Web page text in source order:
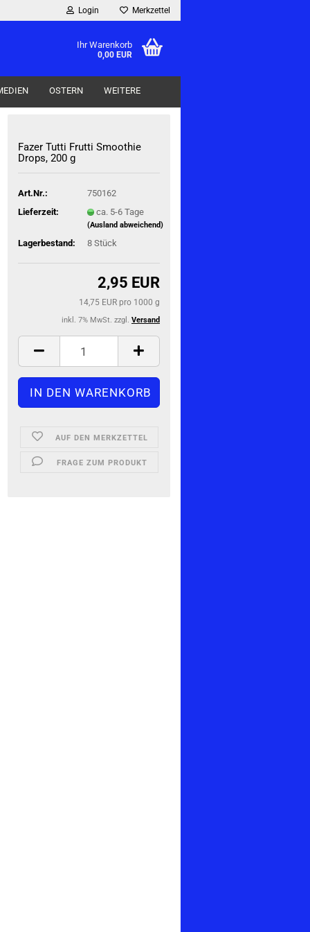
Login Merkzettel
Ihr Warenkorb
0,00 EUR
OSTERN WEITERE
Fazer Tutti Frut­ti Smoo­t­hie
Drops, 200 g
Art.Nr.:
750162
Lieferzeit:
ca. 5-6 Tage
(Ausland abweichend)
Lagerbestand: 8Stück
2,95 EUR
14,75 EUR pro 1000 g
inkl. 7% MwSt. zzgl. Versand
AUF DEN MERKZETTEL
FRAGE ZUM PRODUKT